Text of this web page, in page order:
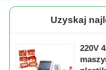
Maszyna do
wychodząca
z badania
maszyny
Uzyskaj
220V